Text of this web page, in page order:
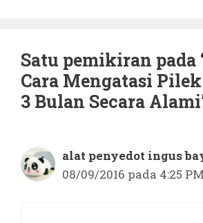
Satu pemikiran pada
Cara Mengatasi
3 Bulan Secara
alat penyedot ingus
08/09/2016 pada 4:25 PM